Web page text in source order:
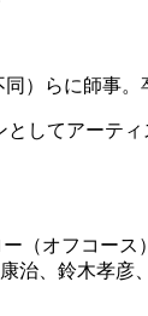
）らに師事。
してアーテ
（オフコー
治、鈴木孝彦